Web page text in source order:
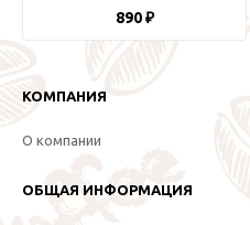
890 ₽
КОМПАНИЯ
О компании
ОБЩАЯ ИНФОРМАЦИЯ